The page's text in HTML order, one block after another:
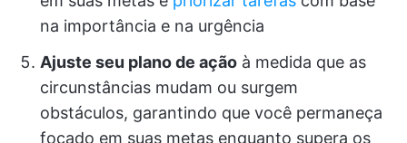
na importância e na urgência
Ajuste seu plano de ação à medida que as
circunstâncias mudam ou surgem
obstáculos, garantindo que você permaneça
focado em suas metas enquanto supera os